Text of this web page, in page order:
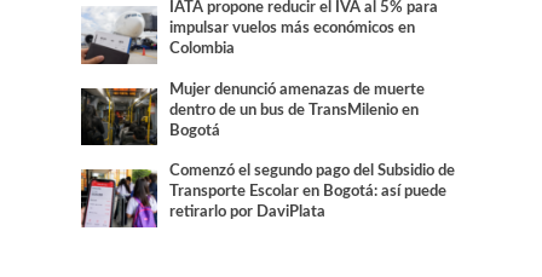
IATA propone reducir el IVA al 5% para
impulsar vuelos más económicos en
Colombia
Mujer denunció amenazas de muerte
dentro de un bus de TransMilenio en
Bogotá
Comenzó el segundo pago del Subsidio de
Transporte Escolar en Bogotá: así puede
retirarlo por DaviPlata